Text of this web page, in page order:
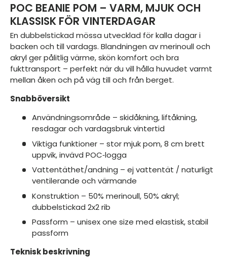
POC BEANIE POM – VARM, MJUK OCH
KLASSISK FÖR VINTERDAGAR
En dubbelstickad mössa utvecklad för kalla dagar i
backen och till vardags. Blandningen av merinoull och
akryl ger pålitlig värme, skön komfort och bra
fukttransport – perfekt när du vill hålla huvudet varmt
mellan åken och på väg till och från berget.
Snabböversikt
Användningsområde – skidåkning, liftåkning,
resdagar och vardagsbruk vintertid
Viktiga funktioner – stor mjuk pom, 8 cm brett
uppvik, invävd POC‑logga
Vattentäthet/andning – ej vattentät / naturligt
ventilerande och värmande
Konstruktion – 50% merinoull, 50% akryl;
dubbelstickad 2x2 rib
Passform – unisex one size med elastisk, stabil
passform
Teknisk beskrivning